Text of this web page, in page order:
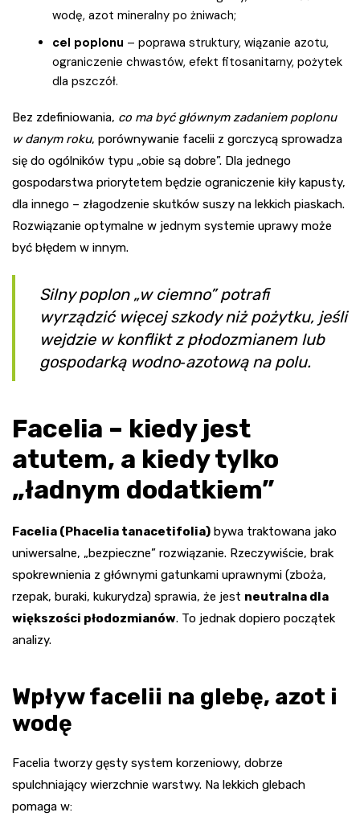
wodę, azot mineralny po żniwach;
cel poplonu – poprawa struktury, wiązanie azotu,
ograniczenie chwastów, efekt fitosanitarny, pożytek
dla pszczół.
Bez zdefiniowania, co ma być głównym zadaniem poplonu
w danym roku, porównywanie facelii z gorczycą sprowadza
się do ogólników typu „obie są dobre”. Dla jednego
gospodarstwa priorytetem będzie ograniczenie kiły kapusty,
dla innego – złagodzenie skutków suszy na lekkich piaskach.
Rozwiązanie optymalne w jednym systemie uprawy może
być błędem w innym.
Silny poplon „w ciemno” potrafi
wyrządzić więcej szkody niż pożytku, jeśli
wejdzie w konflikt z płodozmianem lub
gospodarką wodno‑azotową na polu.
Facelia – kiedy jest
atutem, a kiedy tylko
„ładnym dodatkiem”
Facelia (Phacelia tanacetifolia) bywa traktowana jako
uniwersalne, „bezpieczne” rozwiązanie. Rzeczywiście, brak
spokrewnienia z głównymi gatunkami uprawnymi (zboża,
rzepak, buraki, kukurydza) sprawia, że jest neutralna dla
większości płodozmianów. To jednak dopiero początek
analizy.
Wpływ facelii na glebę, azot i
wodę
Facelia tworzy gęsty system korzeniowy, dobrze
spulchniający wierzchnie warstwy. Na lekkich glebach
pomaga w: